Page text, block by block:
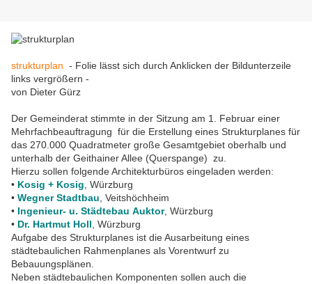
strukturplan - Folie lässt sich durch Anklicken der Bildunterzeile
links vergrößern -
von Dieter Gürz
Der Gemeinderat stimmte in der Sitzung am 1. Februar einer
Mehrfachbeauftragung für die Erstellung eines Strukturplanes für
das 270.000 Quadratmeter große Gesamtgebiet oberhalb und
unterhalb der Geithainer Allee (Querspange) zu.
Hierzu sollen folgende Architekturbüros eingeladen werden:
• Kosig + Kosig , Würzburg
• Wegner Stadtbau , Veitshöchheim
• Ingenieur- u. Städtebau Auktor, Würzburg
• Dr. Hartmut Holl , Würzburg
Aufgabe des Strukturplanes ist die Ausarbeitung eines
städtebaulichen Rahmenplanes als Vorentwurf zu
Bebauungsplänen.
Neben städtebaulichen Komponenten sollen auch die